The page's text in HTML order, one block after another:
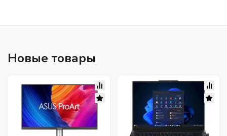
Новые товары